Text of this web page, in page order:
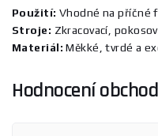
Použití: Vhodné na příčné
Stroje: Zkracovací,
Materiál: Měkké, tvrdé a
Hodnocení